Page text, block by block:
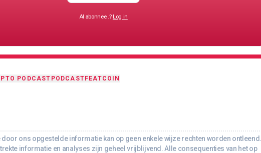
Al abonnee..? Log in
PODCAST PODCASTFEATCOIN
door ons opgestelde informatie kan op geen enkele wijze rechten worden ontleend.
informatie en analyses zijn geheel vrijblijvend. Alle consequenties van het op